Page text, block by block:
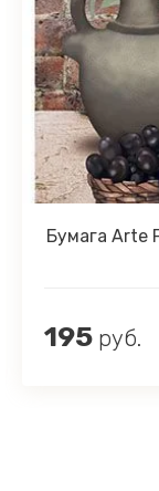
Бумага Arte
195 руб.